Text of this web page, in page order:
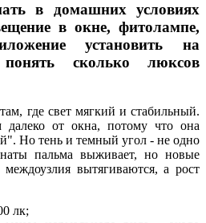
в домашних условиях
в окне, фитолампе,
установить на
сколько люксов
где свет мягкий и стабильный.
далеко от окна, потому что она
Но тень и темный угол - не одно
пальма выживает, но новые
междоузлия вытягиваются, а рост
лк;